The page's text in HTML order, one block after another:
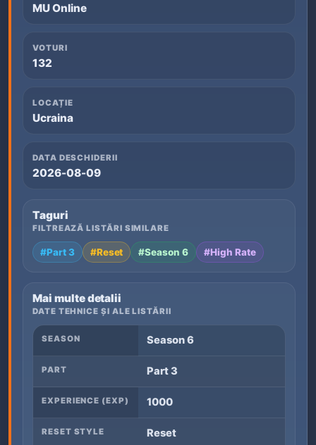
MU Online
VOTURI
132
LOCAȚIE
Ucraina
DATA DESCHIDERII
2026-08-09
Taguri
FILTREAZĂ LISTĂRI SIMILARE
#Part 3 #Reset #Season 6 #High Rate
Mai multe detalii
DATE TEHNICE ȘI ALE LISTĂRII
SEASON Season 6
PART Part 3
EXPERIENCE (EXP) 1000
RESET STYLE Reset